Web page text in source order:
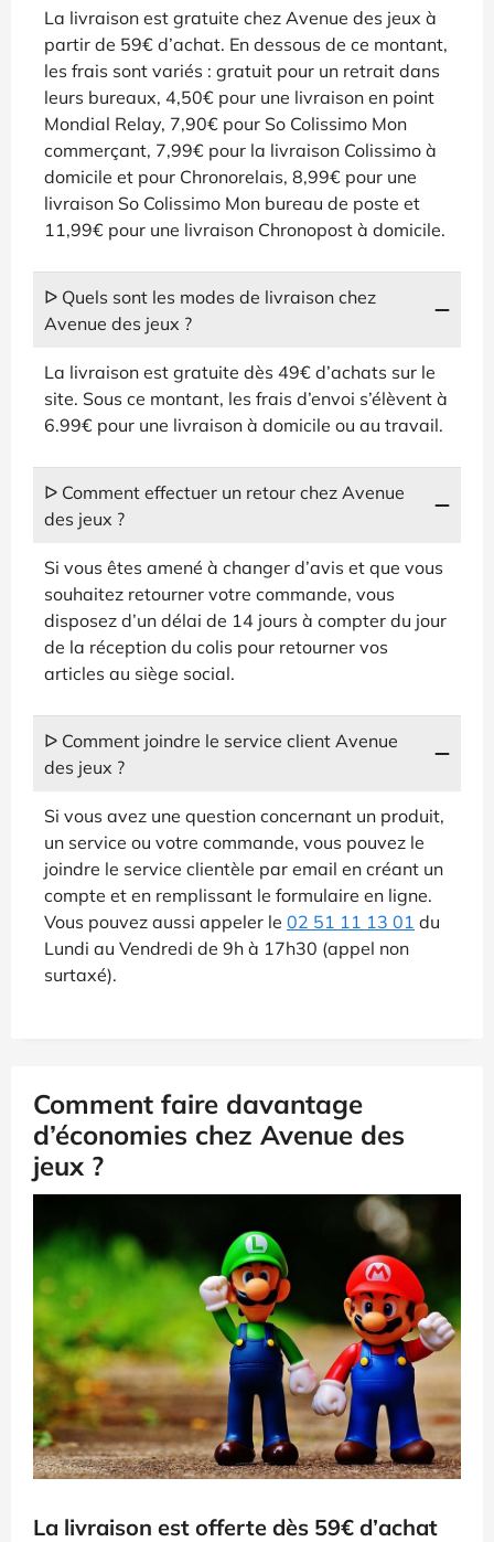
La livraison est gratuite chez Avenue des jeux à
partir de 59€ d’achat. En dessous de ce montant,
les frais sont variés : gratuit pour un retrait dans
leurs bureaux, 4,50€ pour une livraison en point
Mondial Relay, 7,90€ pour So Colissimo Mon
commerçant, 7,99€ pour la livraison Colissimo à
domicile et pour Chronorelais, 8,99€ pour une
livraison So Colissimo Mon bureau de poste et
11,99€ pour une livraison Chronopost à domicile.
ᐅ Quels sont les modes de livraison chez
Avenue des jeux ?
La livraison est gratuite dès 49€ d’achats sur le
site. Sous ce montant, les frais d’envoi s’élèvent à
6.99€ pour une livraison à domicile ou au travail.
ᐅ Comment effectuer un retour chez Avenue
des jeux ?
Si vous êtes amené à changer d’avis et que vous
souhaitez retourner votre commande, vous
disposez d’un délai de 14 jours à compter du jour
de la réception du colis pour retourner vos
articles au siège social.
ᐅ Comment joindre le service client Avenue
des jeux ?
Si vous avez une question concernant un produit,
un service ou votre commande, vous pouvez le
joindre le service clientèle par email en créant un
compte et en remplissant le formulaire en ligne.
Vous pouvez aussi appeler le 02 51 11 13 01 du
Lundi au Vendredi de 9h à 17h30 (appel non
surtaxé).
Comment faire davantage
d’économies chez Avenue des
jeux ?
La livraison est offerte dès 59€ d’achat